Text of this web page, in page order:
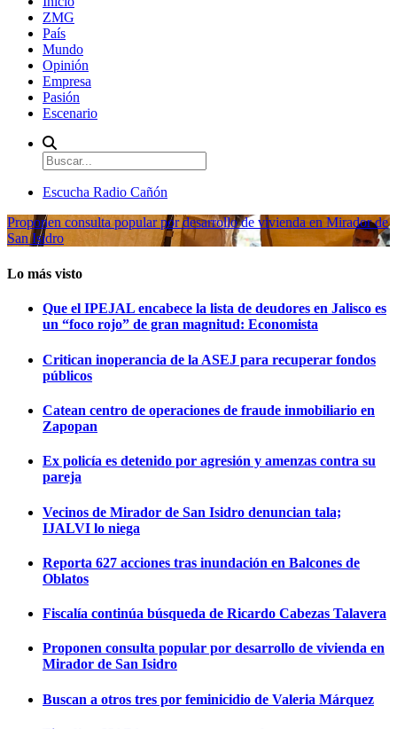
ZMG
País
Mundo
Opinión
Empresa
Pasión
Escenario
Escucha Radio Cañón
Proponen consulta popular por desarrollo de vivienda en Mirador de
San Isidro
Lo más visto
Que el IPEJAL encabece la lista de deudores en Jalisco es
un “foco rojo” de gran magnitud: Economista
Critican inoperancia de la ASEJ para recuperar fondos
públicos
Catean centro de operaciones de fraude inmobiliario en
Zapopan
Ex policía es detenido por agresión y amenzas contra su
pareja
Vecinos de Mirador de San Isidro denuncian tala;
IJALVI lo niega
Reporta 627 acciones tras inundación en Balcones de
Oblatos
Fiscalía continúa búsqueda de Ricardo Cabezas Talavera
Proponen consulta popular por desarrollo de vivienda en
Mirador de San Isidro
Buscan a otros tres por feminicidio de Valeria Márquez